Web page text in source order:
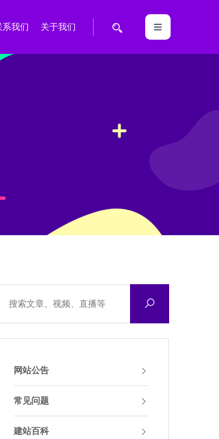
系我们 关于我们
网站公告
常见问题
建站百科